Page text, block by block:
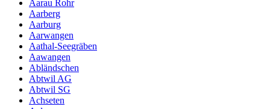
Aarau Rohr
Aarberg
Aarburg
Aarwangen
Aathal-Seegräben
Aawangen
Abländschen
Abtwil AG
Abtwil SG
Achseten